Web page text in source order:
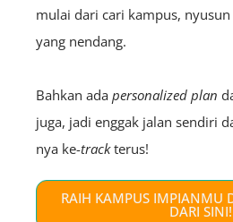
mulai dari cari kampus, nyusun
yang nendang.
Bahkan ada personalized plan
juga, jadi enggak jalan sendiri
nya ke-trackterus!
RAIH KAMPUS IMPIANMU
DARI SINI!